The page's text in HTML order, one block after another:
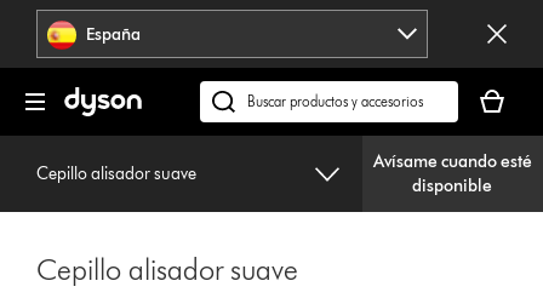
Omitir
navegación España
Buscar
en
cesta
está
vacía
Cepillo alisador suave
Avísame cuando esté
disponible
Cepillo alisador suave